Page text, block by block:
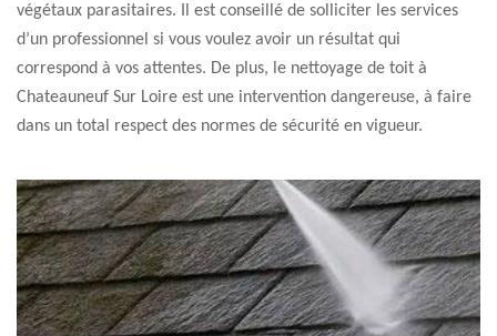
végétaux parasitaires. Il est conseillé de solliciter les services
d’un professionnel si vous voulez avoir un résultat qui
correspond à vos attentes. De plus, le nettoyage de toit à
Chateauneuf Sur Loire est une intervention dangereuse, à faire
dans un total respect des normes de sécurité en vigueur.